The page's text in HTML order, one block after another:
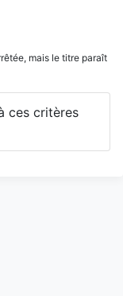
mais le titre paraît
ces critères